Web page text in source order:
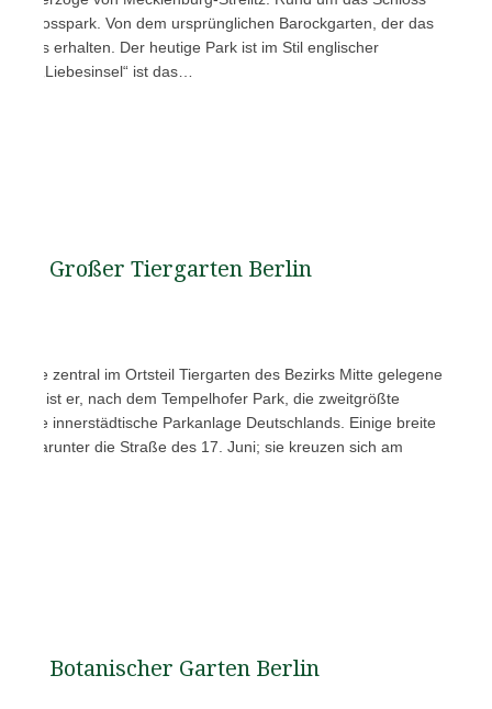
Schlosspark. Von dem ursprünglichen Barockgarten, der das
nichts erhalten. Der heutige Park ist im Stil englischer
der „Liebesinsel“ ist das…
Großer Tiergarten Berlin
eine zentral im Ortsteil Tiergarten des Bezirks Mitte gelegene
ist er, nach dem Tempelhofer Park, die zweitgrößte
innerstädtische Parkanlage Deutschlands. Einige breite
darunter die Straße des 17. Juni; sie kreuzen sich am
Botanischer Garten Berlin